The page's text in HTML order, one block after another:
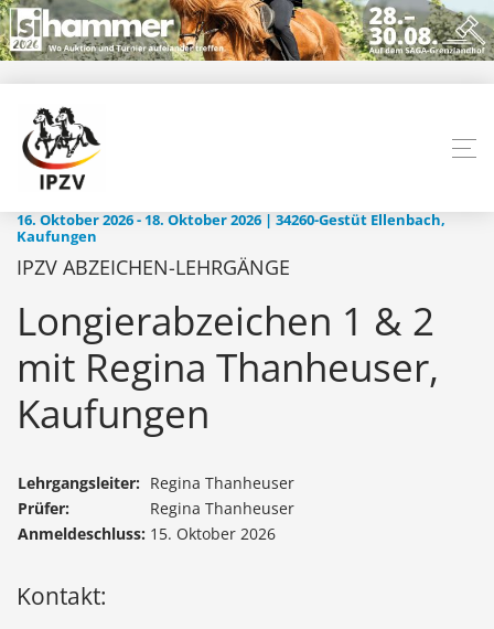
16. Oktober 2026 - 18. Oktober 2026 | 34260-Gestüt Ellenbach,
Kaufungen
IPZV ABZEICHEN-LEHRGÄNGE
Longierabzeichen 1 & 2
mit Regina Thanheuser,
Kaufungen
Lehrgangsleiter: Regina Thanheuser
Prüfer:
Regina Thanheuser
Anmeldeschluss: 15. Oktober 2026
Kontakt: